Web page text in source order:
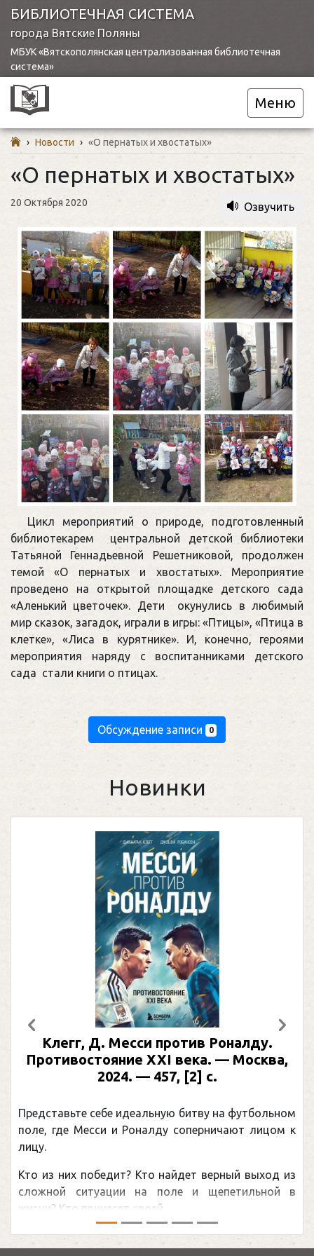
БИБЛИОТЕЧНАЯ СИСТЕМА
города Вятские Поляны
МБУК «Вятскополянская централизованная библиотечная
система»
Меню
› Новости › «О пернатых и хвостатых»
«О пернатых и хвостатых»
20 Октября 2020 Озвучить
Цикл мероприятий о природе, подготовленный
библиотекарем центральной детской библиотеки
Татьяной Геннадьевной Решетниковой, продолжен
темой «О пернатых и хвостатых». Мероприятие
проведено на открытой площадке детского сада
«Аленький цветочек». Дети окунулись в любимый
мир сказок, загадок, играли в игры: «Птицы», «Птица в
клетке», «Лиса в курятнике». И, конечно, героями
мероприятия наряду с воспитанниками детского
сада стали книги о птицах.
Обсуждение записи 0
Новинки
Клегг, Д. Месси против Роналду.
Противостояние XXI века. — Москва,
2024. — 457, [2] с.
Представьте себе идеальную битву на футбольном
поле, где Месси и Роналду соперничают лицом к
лицу.
Кто из них победит? Кто найдет верный выход из
сложной ситуации на поле и щепетильной в
жизни? Кто принесет своей ...
Предыдущий